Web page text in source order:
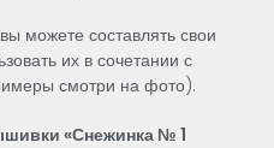
можете составлять свои
их в сочетании с
смотри на фото).
«Снежинка № 1